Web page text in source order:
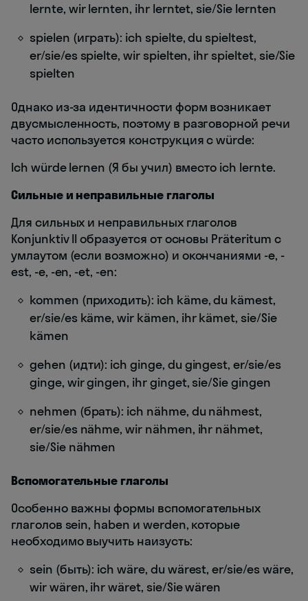
lernte, wir lernten, ihr lerntet, sie/Sie lernten
spielen (играть): ich spielte, du spieltest,
er/sie/es spielte, wir spielten, ihr spieltet, sie/Sie
spielten
Однако из-за идентичности форм возникает
двусмысленность, поэтому в разговорной речи
часто используется конструкция с würde:
Ich würde lernen (Я бы учил) вместо ich lernte.
Сильные и неправильные глаголы
Для сильных и неправильных глаголов
Konjunktiv II образуется от основы Präteritum с
умлаутом (если возможно) и окончаниями -e, -
est, -e, -en, -et, -en:
kommen (приходить): ich käme, du kämest,
er/sie/es käme, wir kämen, ihr kämet, sie/Sie
kämen
gehen (идти): ich ginge, du gingest, er/sie/es
ginge, wir gingen, ihr ginget, sie/Sie gingen
nehmen (брать): ich nähme, du nähmest,
er/sie/es nähme, wir nähmen, ihr nähmet,
sie/Sie nähmen
Вспомогательные глаголы
Особенно важны формы вспомогательных
глаголов sein, haben и werden, которые
необходимо выучить наизусть:
sein (быть): ich wäre, du wärest, er/sie/es wäre,
wir wären, ihr wäret, sie/Sie wären